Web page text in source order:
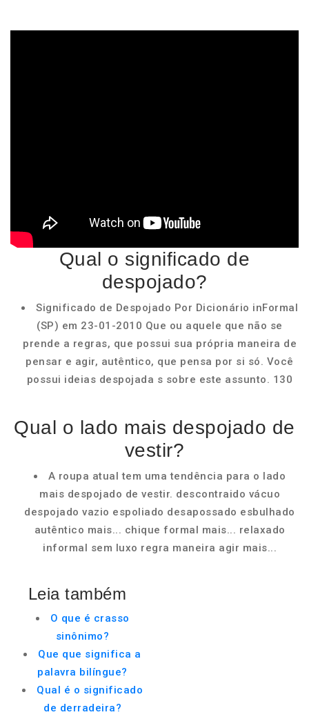
Qual o significado de
despojado?
Significado de Despojado Por Dicionário inFormal
(SP) em 23-01-2010 Que ou aquele que não se
prende a regras, que possui sua própria maneira de
pensar e agir, autêntico, que pensa por si só. Você
possui ideias despojada s sobre este assunto. 130
Qual o lado mais despojado de
vestir?
A roupa atual tem uma tendência para o lado
mais despojado de vestir. descontraido vácuo
despojado vazio espoliado desapossado esbulhado
autêntico mais... chique formal mais... relaxado
informal sem luxo regra maneira agir mais...
Leia também
O que é crasso
sinônimo?
Que que significa a
palavra bilíngue?
Qual é o significado
de derradeira?